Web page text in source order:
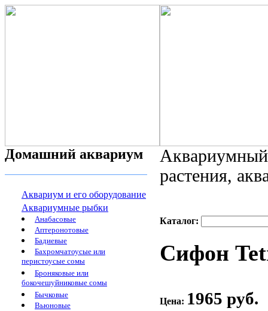
Домашний аквариум
Аквариум и его оборудование
Аквариумные рыбки
Анабасовые
Аптеронотовые
Бадиевые
Бахромчатоусые или
перистоусые сомы
Броняковые или
бокочешуйниковые сомы
Бычковые
Вьюновые
растения,
Каталог:
Сифон
Цена: 1965 руб.